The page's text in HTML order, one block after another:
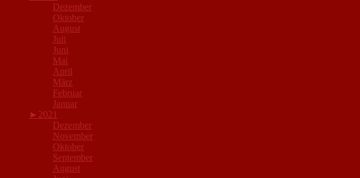
Dezember
Oktober
August
Juli
Juni
Mai
April
März
Februar
Januar
► 2021
Dezember
November
Oktober
September
August